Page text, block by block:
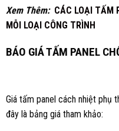
Xem Thêm: CÁC LOẠI TẤM
MỖI LOẠI CÔNG TRÌNH
BÁO GIÁ TẤM PANEL
Giá tấm panel cách nhiệt phụ
đây là bảng giá tham khảo: